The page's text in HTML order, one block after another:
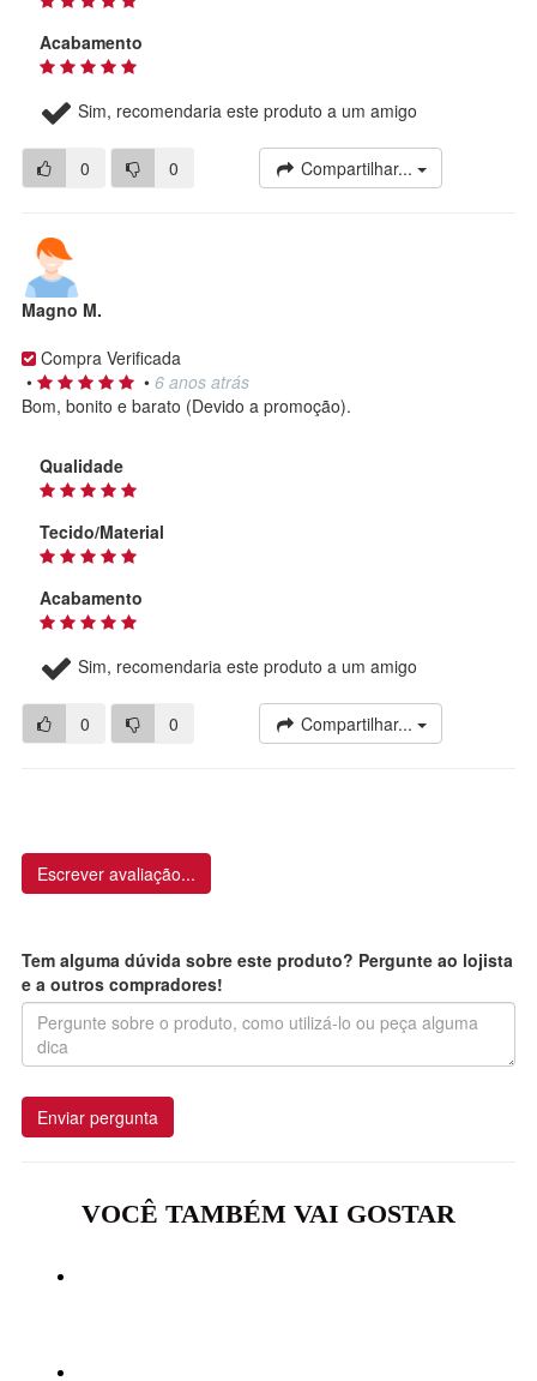
Acabamento
Sim, recomendaria este produto a um amigo
0 0 Compartilhar...
Magno M.
Compra Verificada
•
• 6 anos atrás
Bom, bonito e barato (Devido a promoção).
Qualidade
Tecido/Material
Acabamento
Sim, recomendaria este produto a um amigo
0 0 Compartilhar...
Escrever avaliação...
Tem alguma dúvida sobre este produto? Pergunte ao lojista
e a outros compradores!
Enviar pergunta
VOCÊ TAMBÉM VAI GOSTAR